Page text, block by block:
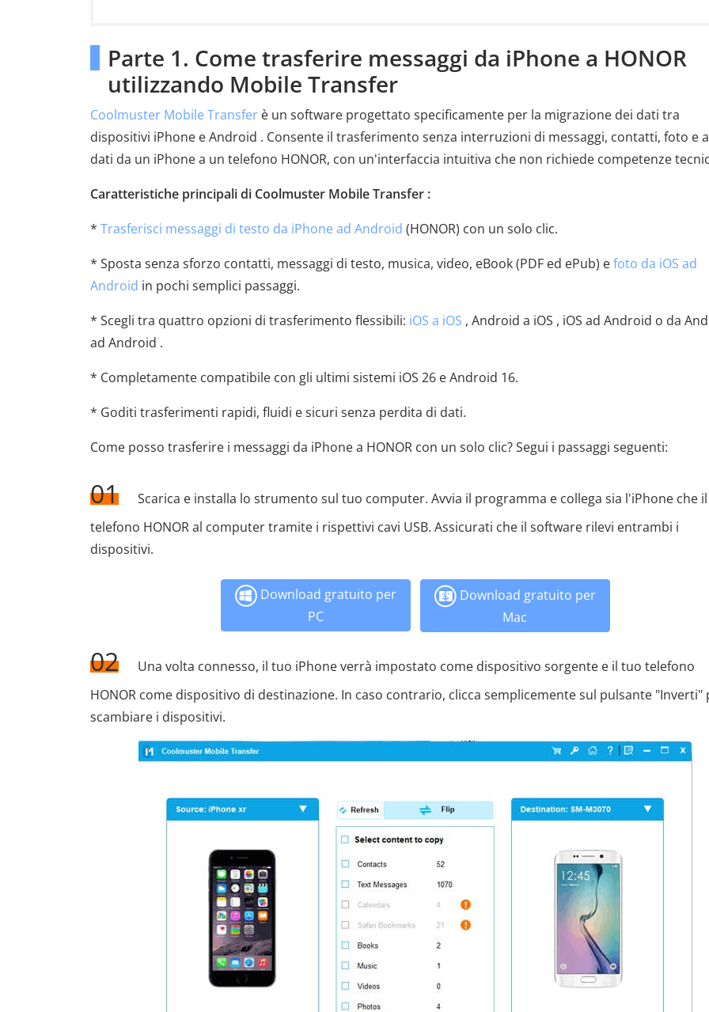
Parte 1. Come trasferire messaggi da iPhone a HONOR
utilizzando Mobile Transfer
Coolmuster Mobile Transfer è un software progettato specificamente per la migrazione dei dati tra
dispositivi iPhone e Android . Consente il trasferimento senza interruzioni di messaggi, contatti, foto e
dati da un iPhone a un telefono HONOR, con un'interfaccia intuitiva che non richiede competenze
Caratteristiche principali di Coolmuster Mobile Transfer :
* Trasferisci messaggi di testo da iPhone ad Android (HONOR) con un solo clic.
* Sposta senza sforzo contatti, messaggi di testo, musica, video, eBook (PDF ed ePub) efoto da iOS ad
Android in pochi semplici passaggi.
* Scegli tra quattro opzioni di trasferimento flessibili: iOS a iOS , Android a iOS , iOS ad Android o da
ad Android .
* Completamente compatibile con gli ultimi sistemi iOS 26 e Android 16.
* Goditi trasferimenti rapidi, fluidi e sicuri senza perdita di dati.
Come posso trasferire i messaggi da iPhone a HONOR con un solo clic? Segui i passaggi seguenti:
01
Scarica e installa lo strumento sul tuo computer. Avvia il programma e collega sia l'iPhone che il
telefono HONOR al computer tramite i rispettivi cavi USB. Assicurati che il software rilevi entrambi i
dispositivi.
Download gratuito per
PC
Download gratuito per
Mac
02
Una volta connesso, il tuo iPhone verrà impostato come dispositivo sorgente e il tuo telefono
HONOR come dispositivo di destinazione. In caso contrario, clicca semplicemente sul pulsante "Inverti"
scambiare i dispositivi.